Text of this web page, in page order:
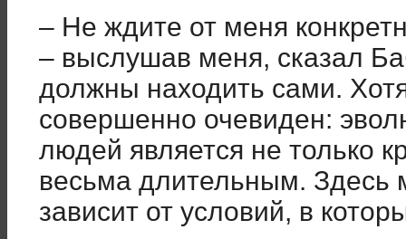
– Не ждите от меня
– выслушав меня, сказал
должны находить сами.
совершенно очевиден:
людей является не только
весьма длительным. Здесь
зависит от условий, в